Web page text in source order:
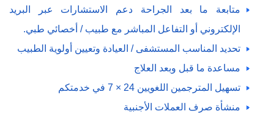
متابعة ما بعد الجراحة دعم الاستشارات عبر البريد
الإلكتروني أو التفاعل المباشر مع طبيب / أخصائي طبي.
تحديد المناسب المستشفى / العيادة وتعيين أولوية الطبيب
مساعدة ما قبل وبعد العلاج
تسهيل المترجمين اللغويين 24 × 7 في خدمتكم
منشأة صرف العملات الأجنبية